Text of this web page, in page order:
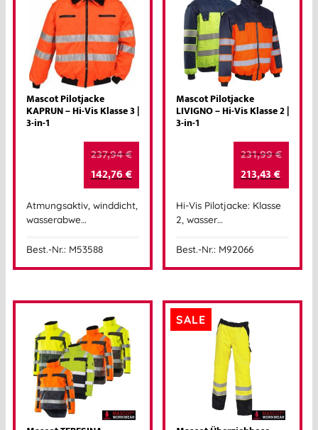
Mascot Pilotjacke
KAPRUN – Hi-Vis Klasse 3 |
3-in-1
237,94€
142,76€
Atmungsaktiv, winddicht,
wasserabwe…
Best.-Nr.: M53588
Mascot Pilotjacke
LIVIGNO – Hi-Vis Klasse 2 |
3-in-1
231,99€
213,43€
Hi-Vis Pilotjacke: Klasse
2, wasser…
Best.-Nr.: M92066
SALE